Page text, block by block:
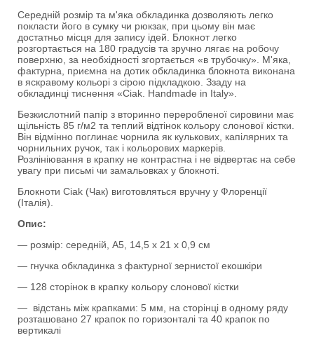
Середній розмір та м'яка обкладинка дозволяють легко
покласти його в сумку чи рюкзак, при цьому він має
достатньо місця для запису ідей. Блокнот легко
розгортається на 180 градусів та зручно лягає на робочу
поверхню, за необхідності згортається «в трубочку». М'яка,
фактурна, приємна на дотик обкладинка блокнота виконана
в яскравому кольорі з сірою підкладкою. Ззаду на
обкладинці тиснення «Ciak. Handmade in Italy».
Безкислотний папір з вторинно переробленої сировини має
щільність 85 г/м2 та теплий відтінок кольору слонової кістки.
Він відмінно поглинає чорнила як кулькових, капілярних та
чорнильних ручок, так і кольорових маркерів.
Розлініювання в крапку не контрастна і не відвертає на себе
увагу при письмі чи замальовках у блокноті.
Блокноти Ciak (Чак) виготовляться вручну у Флоренції
(Італія).
Опис:
— розмір: середній, А5, 14,5 х 21 х 0,9 см
— гнучка обкладинка з фактурної зернистої екошкіри
— 128 сторінок в крапку кольору слонової кістки
— відстань між крапками: 5 мм, на сторінці в одному ряду
розташовано 27 крапок по горизонталі та 40 крапок по
вертикалі